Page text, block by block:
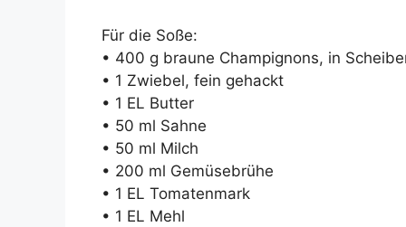
Für die Soße:
• 400 g braune Champignons, in
• 1 Zwiebel, fein gehackt
• 1 EL Butter
• 50 ml Sahne
• 50 ml Milch
• 200 ml Gemüsebrühe
• 1 EL Tomatenmark
• 1 EL Mehl